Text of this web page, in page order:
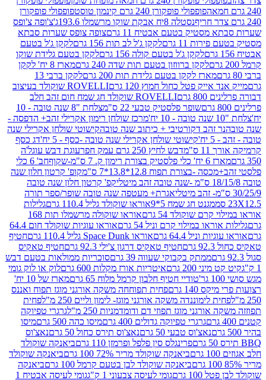
פופפולי פופקורן 240 גרם קינמון טוסט
פופפולי פופקורן
נסטלה 8יח אבקת שוקו מרשמלו 193.6ג'
צ'ופה צ'ופס
מסטיק בטעם אבטיח 11 גרם
צופה צופס שערות סבתא
11 גרם
לקקן ג'ל לב תות 156 גרם
לקקן ג'ל בטעם
לקקן ג'ל בטעם קולה 156 גרם
לקקן בטעם גלידת שוקו
לקקן ברווזון בטעם תות שדה 240 גרם
מארז 8 יח' לקקן
מארז לקקן בטעם גלידת תות 200 גרם
לקקן ברבי 13
אייק פטל כחול חמוץ 120 גרם
ROVELLI שוקולד בעיצוב
גרם
ROVELLI שוקולד חג שמח חום זהב חלב
שופר פלסטיק טבעי 22 ס"מ
צלחת "8 שנה טובה - 10
מרכז שולחן רימון אקרילי זהב+ הדפסה -
זהב דקורטיבי + כיתוב שנה טובהקישוטי שולחן אקרילי שנה
קישוטי שולחן אקרילי שנה טובה -כסף - 5 יח'
דג כסף
ס"מ
דבש לחיץ 250 גרם עמק חפר
עוגת דבש עוגל'ה
בצורת רימון ק. 7 ס"מ-שקוף
חב' 6 כלי
-בצורת תפוח 12.8*13.8*7 ס"מ
קופ' קרטון חלון שנה
קפ' קרטון חלון שנה טובה
אגרת+ מעטפה שנה טובה שופר/ספר תורה
מגנט חג שמח 5*9
אוראו שוקולד גליל 110.4 גרם
גלילות
קרם שוקולד 54 גרם
אוראו שוקולה מרשמלו תות 168
במילוי קרם וניל 54 גרם
אוראו עוגיות שוקולד חום 64.4
וניל 64.4 גרם
אוראו Space Dunk גליל 110.4 גרם
חטיף
חטיף טאקיס דרגון צ'ילי 92.3 גרם
חטיף טאקיס
ממתק בקבוקי שעווה 39 גרם
סוכריות ממולאות בטעם דבש
200 גרם
איטריות אורז מקלות 600 גרם
לוק או לוק גומי
טודיי חטיף חלבון קרמל מלוח 65 גרם
מארז של 10 יח'
140 גרם
פחית תפוחחה משקה אורגני מוגז תפוח ואננס
לימוננדה משקה אורגני מוגז- לימון וליים 250 מ"ל
פחית
מוגז תפוזי דם ודומדמניות 250 מ"ל
גרגרי טפיוקה
גרגרי טפיוקה גדולים 400 גרם
מיסו כהה 500 גרם
מיסו
נאצ'וס טבעי 50 גרם
נאצ'וס תירס כחול 50 גרם
נאצ'וס
פרינגלס סין פלפל ופרמזן 110 גרם
ביאנקה שוקולד
ביאנקה שוקולד מריר 72% 100 גרם
ביאנקה שוקולד
ביאנקה שוקולד לבן בטעם קרמל 100 גרם
ביאנקה
גרם
גומי לעיסה צבעוני 1 ק"ג גומי לעיסה אבטיח 1